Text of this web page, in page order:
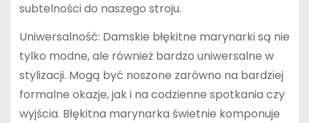
subtelności do naszego stroju.
Uniwersalność: Damskie błękitne marynarki są nie
tylko modne, ale również bardzo uniwersalne w
stylizacji. Mogą być noszone zarówno na bardziej
formalne okazje, jak i na codzienne spotkania czy
wyjścia. Błękitna marynarka świetnie komponuje